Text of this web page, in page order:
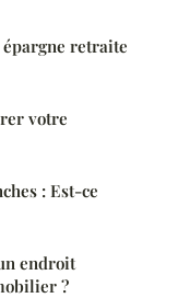
épargne retraite
votre
: Est-ce
endroit
?